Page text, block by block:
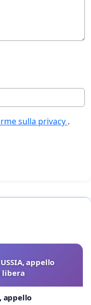
sulla privacy .
appello
appello